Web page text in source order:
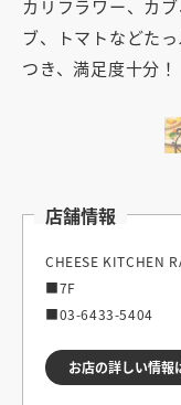
カリフラワー、カ
ブ、トマトなどた
つき、満足度十分！
店舗情報
CHEESE KITCHEN
■7F
■03-6433-5404
お店の詳しい情報